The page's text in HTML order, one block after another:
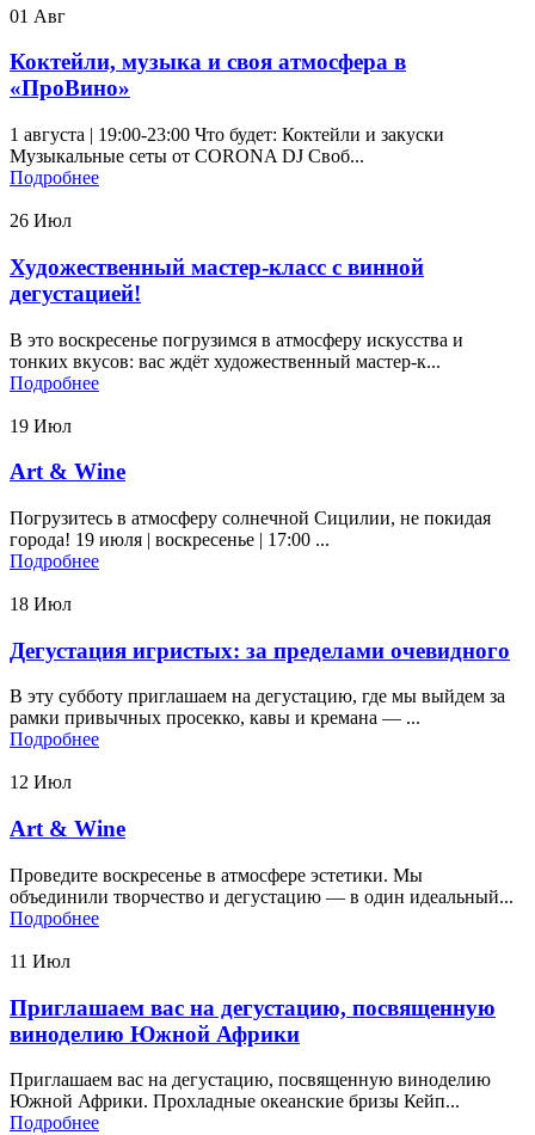
01 Авг
Коктейли, музыка и своя атмосфера в
«ПроВино»
1 августа | 19:00-23:00 Что будет: Коктейли и закуски
Музыкальные сеты от CORONA DJ Своб...
Подробнее
26 Июл
Художественный мастер-класс с винной
дегустацией!
В это воскресенье погрузимся в атмосферу искусства и
тонких вкусов: вас ждёт художественный мастер‑к...
Подробнее
19 Июл
Art & Wine
Погрузитесь в атмосферу солнечной Сицилии, не покидая
города! 19 июля | воскресенье | 17:00 ...
Подробнее
18 Июл
Дегустация игристых: за пределами очевидного
В эту субботу приглашаем на дегустацию, где мы выйдем за
рамки привычных просекко, кавы и кремана — ...
Подробнее
12 Июл
Art & Wine
Проведите воскресенье в атмосфере эстетики. Мы
объединили творчество и дегустацию — в один идеальный...
Подробнее
11 Июл
Приглашаем вас на дегустацию, посвященную
виноделию Южной Африки
Приглашаем вас на дегустацию, посвященную виноделию
Южной Африки. Прохладные океанские бризы Кейп...
Подробнее